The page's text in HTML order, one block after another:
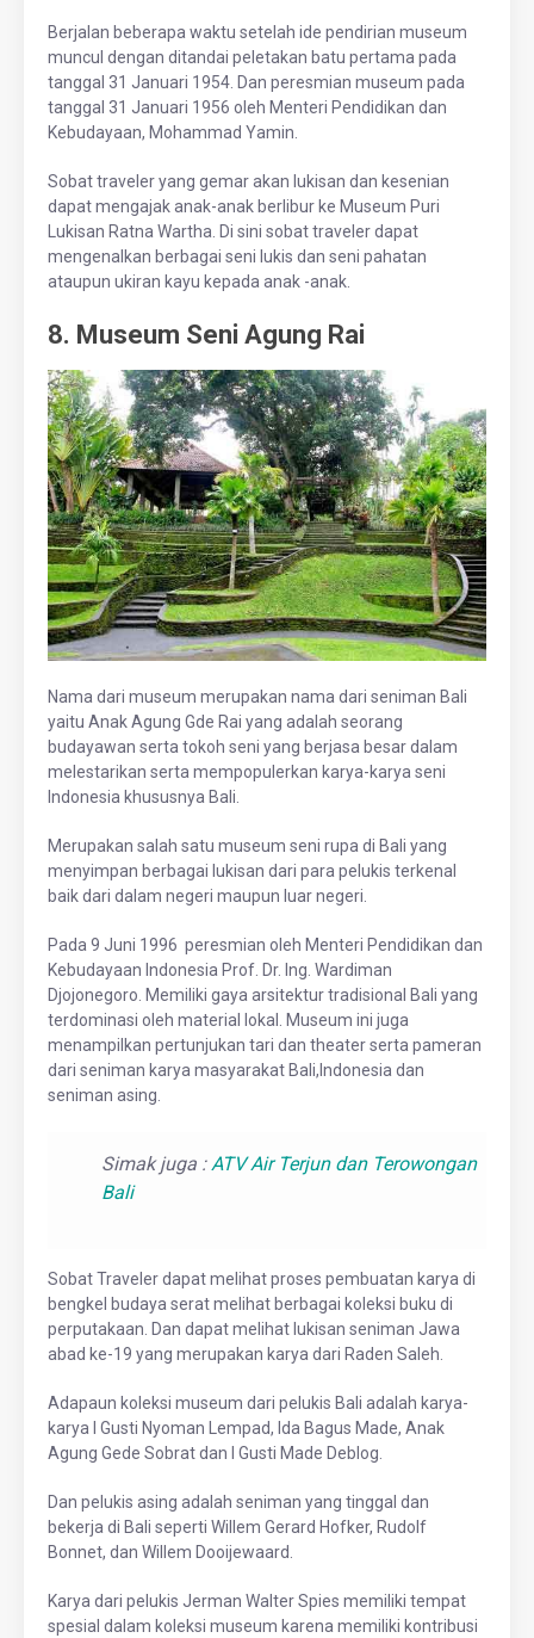
Berjalan beberapa waktu setelah ide pendirian museum
muncul dengan ditandai peletakan batu pertama pada
tanggal 31 Januari 1954. Dan peresmian museum pada
tanggal 31 Januari 1956 oleh Menteri Pendidikan dan
Kebudayaan, Mohammad Yamin.
Sobat traveler yang gemar akan lukisan dan kesenian
dapat mengajak anak-anak berlibur ke Museum Puri
Lukisan Ratna Wartha. Di sini sobat traveler dapat
mengenalkan berbagai seni lukis dan seni pahatan
ataupun ukiran kayu kepada anak -anak.
8. Museum Seni Agung Rai
Nama dari museum merupakan nama dari seniman Bali
yaitu Anak Agung Gde Rai yang adalah seorang
budayawan serta tokoh seni yang berjasa besar dalam
melestarikan serta mempopulerkan karya-karya seni
Indonesia khususnya Bali.
Merupakan salah satu museum seni rupa di Bali yang
menyimpan berbagai lukisan dari para pelukis terkenal
baik dari dalam negeri maupun luar negeri.
Pada 9 Juni 1996 peresmian oleh Menteri Pendidikan dan
Kebudayaan Indonesia Prof. Dr. Ing. Wardiman
Djojonegoro. Memiliki gaya arsitektur tradisional Bali yang
terdominasi oleh material lokal. Museum ini juga
menampilkan pertunjukan tari dan theater serta pameran
dari seniman karya masyarakat Bali,Indonesia dan
seniman asing.
Simak juga :ATV Air Terjun dan Terowongan
Bali
Sobat Traveler dapat melihat proses pembuatan karya di
bengkel budaya serat melihat berbagai koleksi buku di
perputakaan. Dan dapat melihat lukisan seniman Jawa
abad ke-19 yang merupakan karya dari Raden Saleh.
Adapaun koleksi museum dari pelukis Bali adalah karya-
karya I Gusti Nyoman Lempad, Ida Bagus Made, Anak
Agung Gede Sobrat dan I Gusti Made Deblog.
Dan pelukis asing adalah seniman yang tinggal dan
bekerja di Bali seperti Willem Gerard Hofker, Rudolf
Bonnet, dan Willem Dooijewaard.
Karya dari pelukis Jerman Walter Spies memiliki tempat
spesial dalam koleksi museum karena memiliki kontribusi